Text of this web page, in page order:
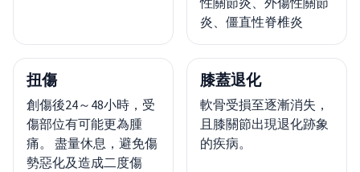
炎、僵直性脊椎炎
扭傷
創傷後24～48小時，受
傷部位有可能更為腫
痛。 盡量休息，避免傷
勢惡化及造成二度傷
膝蓋退化
軟骨受損至逐漸消失，
且膝關節出現退化跡象
的疾病。